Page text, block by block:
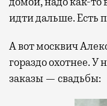
идти дальше. Есть
А вот москвич
гораздо охотнее. У
заказы — свадьбы: